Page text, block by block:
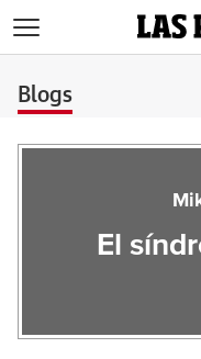
Blogs
El